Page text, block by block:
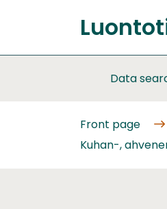
to
content
Front
Data
Front page
Kuhan-,